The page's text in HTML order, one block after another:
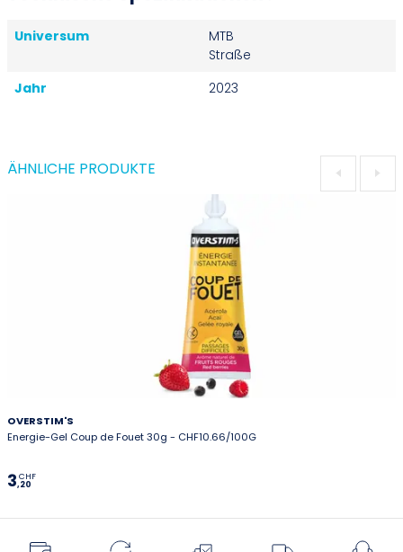
Universum
MTB
Straße
Jahr
2023
ÄHNLICHE PRODUKTE
OVERSTIM'S
Energie-Gel Coup de Fouet 30g - CHF10.66/100G
3,20
CHF